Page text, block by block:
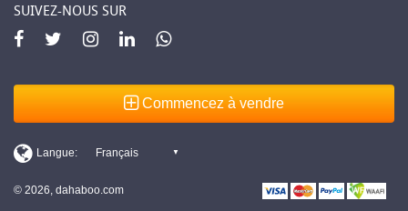
SUIVEZ-NOUS SUR
Commencez à vendre
© 2026, dahaboo.com